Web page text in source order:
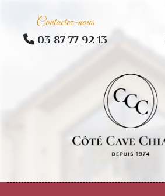
Contactez-nous
03 87 77 92 13